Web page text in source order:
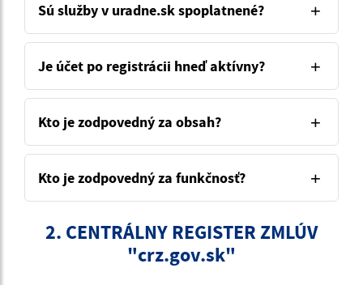
Sú služby v uradne.sk spoplatnené?
Je účet po registrácii hneď aktívny?
Kto je zodpovedný za obsah?
Kto je zodpovedný za funkčnosť?
2. CENTRÁLNY REGISTER ZMLÚV
"crz.gov.sk"